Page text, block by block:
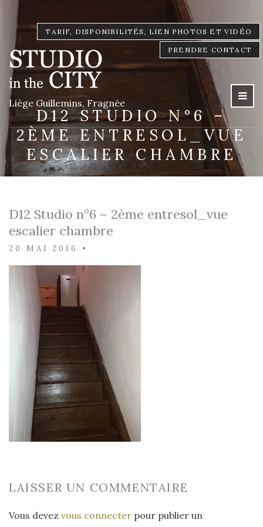
TARIF, DISPONIBILITÉS, LIEN PHOTOS ET VIDÉO
PRENDRE CONTACT
Liège Guillemins, Fragnée
D12 STUDIO N°6 –
2ÈME ENTRESOL_VUE
ESCALIER CHAMBRE
D12 Studio n°6 – 2ème entresol_vue
escalier chambre
20 MAI 2016 •
LAISSER UN COMMENTAIRE
Vous devez vous connecter pour publier un